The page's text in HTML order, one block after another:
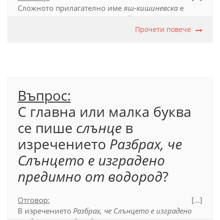
Сложното прилагателно имеяш-кишиневска е
правилно да се пише с малки букви. То е втора
част от съставно собствено име, което не съдържа
Прочети повече
Въпрос:
С главна или малка буква
се пише слънце в
изречението Разбрах, че
Слънцето е изградено
предимно от водород?
Отговор:
В изречението Разбрах, че Слънцето е изградено
[...]